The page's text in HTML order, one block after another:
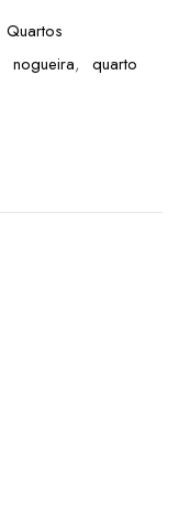
Quartos
nogueira, quarto